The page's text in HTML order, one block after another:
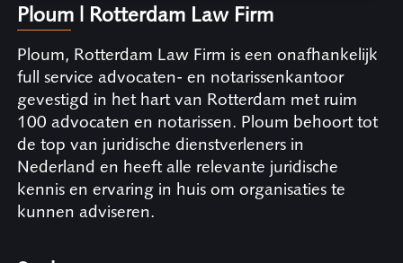
Ploum | Rotterdam Law Firm
Ploum, Rotterdam Law Firm is een onafhankelijk
full service advocaten- en notarissenkantoor
gevestigd in het hart van Rotterdam met ruim
100 advocaten en notarissen. Ploum behoort tot
de top van juridische dienstverleners in
Nederland en heeft alle relevante juridische
kennis en ervaring in huis om organisaties te
kunnen adviseren.